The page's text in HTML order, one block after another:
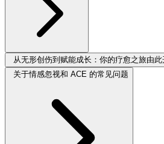
从无形创伤到赋能成长：你的疗愈之旅由此
关于情感忽视和 ACE 的常见问题